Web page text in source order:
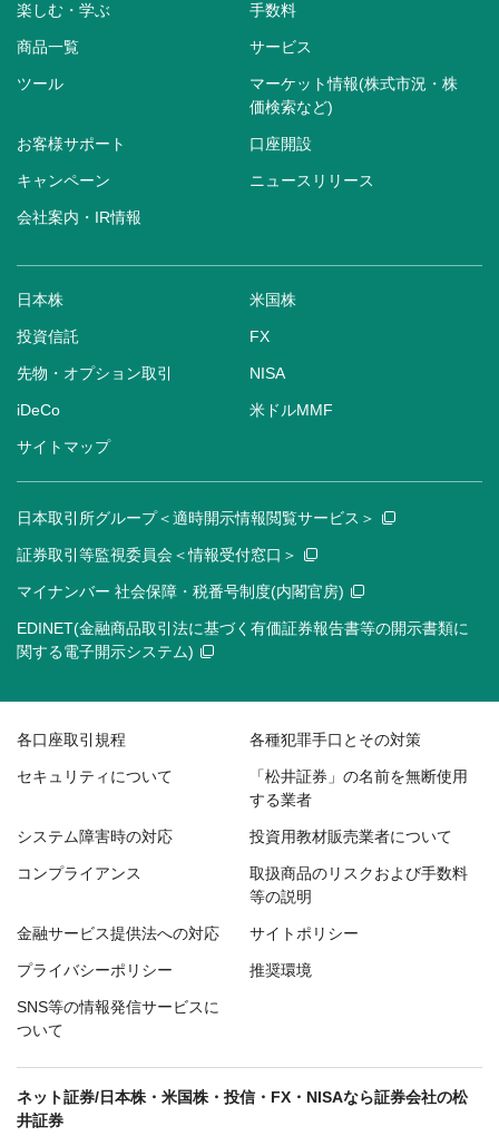
楽しむ・学ぶ 手数料
商品一覧 サービス
ツール
マーケット情報(株式市況・株
価検索など)
お客様サポート 口座開設
キャンペーン ニュースリリース
会社案内・IR情報
日本株 米国株
投資信託 FX
先物・オプション取引 NISA
iDeCo 米ドルMMF
サイトマップ
日本取引所グループ＜適時開示情報閲覧サービス＞
証券取引等監視委員会＜情報受付窓口＞
マイナンバー 社会保障・税番号制度(内閣官房)
EDINET(金融商品取引法に基づく有価証券報告書等の開示書類に
関する電子開示システム)
各口座取引規程 各種犯罪手口とその対策
セキュリティについて
「松井証券」の名前を無断使用
する業者
システム障害時の対応 投資用教材販売業者について
コンプライアンス
取扱商品のリスクおよび手数料
等の説明
金融サービス提供法への対応 サイトポリシー
プライバシーポリシー 推奨環境
SNS等の情報発信サービスに
ついて
ネット証券/日本株・米国株・投信・FX・NISAなら証券会社の松
井証券